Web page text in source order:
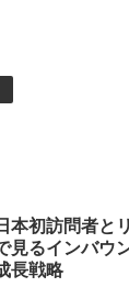
本初訪問者と
見るインバウ
長戦略